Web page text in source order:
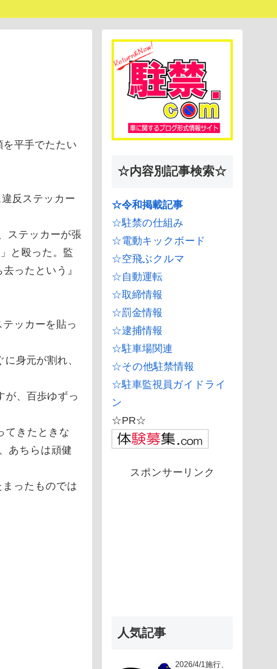
を平手でたたい
反ステッカー
ステッカーが張
と殴った。監
ったという』
ッカーを貼っ
身元が割れ、
、百歩ゆずっ
てきたときな
あちらは頑健
ったものでは
☆内容別記事検索☆
☆令和掲載記事
☆駐禁の仕組み
☆電動キックボード
☆空飛ぶクルマ
☆自動運転
☆取締情報
☆罰金情報
☆逮捕情報
☆駐車場関連
☆その他駐禁情報
☆駐車監視員ガイドライ
ン
☆PR☆
スポンサーリンク
人気記事
2026/4/1施行、